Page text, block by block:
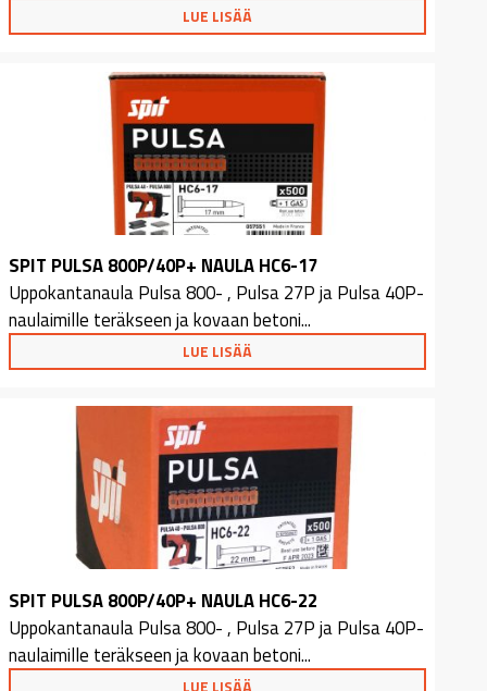
LUE LISÄÄ
SPIT PULSA 800P/40P+ NAULA HC6-17
Uppokantanaula Pulsa 800- , Pulsa 27P ja Pulsa 40P-
naulaimille teräkseen ja kovaan betoni...
LUE LISÄÄ
SPIT PULSA 800P/40P+ NAULA HC6-22
Uppokantanaula Pulsa 800- , Pulsa 27P ja Pulsa 40P-
naulaimille teräkseen ja kovaan betoni...
LUE LISÄÄ